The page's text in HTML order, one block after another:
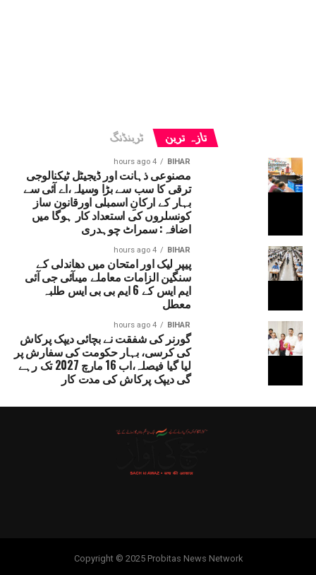
تازہ ترین ٹرینڈنگ
BIHAR
4 hours ago
مصنوعی ذہانت اور ڈیجیٹل ٹیکنالوجی
ترقی کا سب سے بڑا وسیلہ،اے آئی سے
بہار کے ارکانِ اسمبلی اورقانون ساز
کونسلروں کی استعداد کار ہوگا میں
اضافہ: سمراٹ چوہدری
BIHAR
4 hours ago
پیپر لیک اور امتحان میں دھاندلی کے
سنگین الزامات معاملے میںآئی جی آئی
ایم ایس کے 6 ایم بی بی ایس طلبہ
معطل
BIHAR
4 hours ago
گورنر کی شفقت نے بچائی دیپک پرکاش
کی کرسی، بہار حکومت کی سفارش پر
لیا گیا فیصلہ،اب 16 مارچ 2027 تک رہے
گی دیپک پرکاش کی مدت کار
Copyright © 2025 Probitas News Network